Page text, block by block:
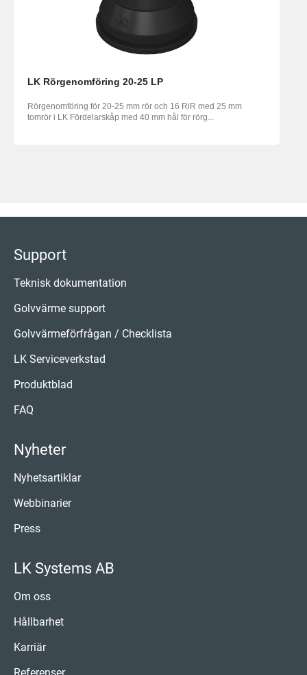
LK Rörgenomföring 20-25 LP
Rörgenomföring för 20-25 mm rör och 16 RiR med 25 mm
tomrör i LK Fördelarskåp med 40 mm hål för rörg...
Support
Teknisk dokumentation
Golvvärme support
Golvvärmeförfrågan / Checklista
LK Serviceverkstad
Produktblad
FAQ
Nyheter
Nyhetsartiklar
Webbinarier
Press
LK Systems AB
Om oss
Hållbarhet
Karriär